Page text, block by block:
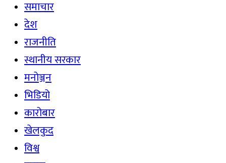
समाचार
देश
राजनीति
स्थानीय सरकार
मनोञ्जन
भिडियो
कारोबार
खेलकुद
विश्व